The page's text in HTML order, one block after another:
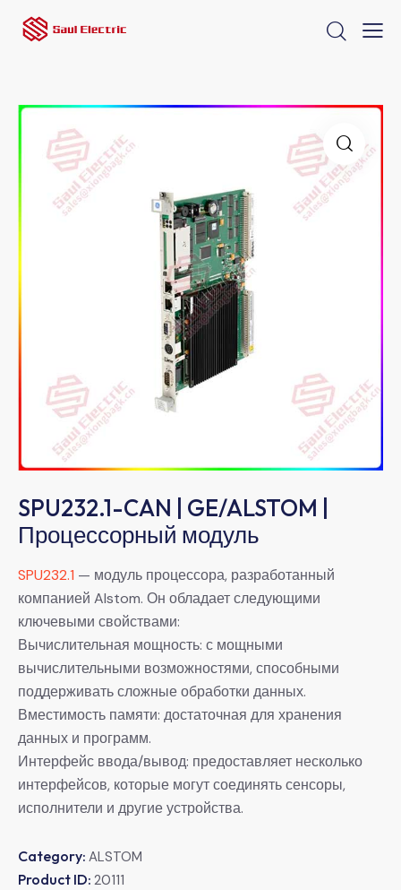
SPU232.1-CAN | GE/ALSTOM |
Процессорный модуль
SPU232.1 — модуль процессора, разработанный
компанией Alstom. Он обладает следующими
ключевыми свойствами:
Вычислительная мощность: с мощными
вычислительными возможностями, способными
поддерживать сложные обработки данных.
Вместимость памяти: достаточная для хранения
данных и программ.
Интерфейс ввода/вывод: предоставляет несколько
интерфейсов, которые могут соединять сенсоры,
исполнители и другие устройства.
Category: ALSTOM
Product ID: 20111